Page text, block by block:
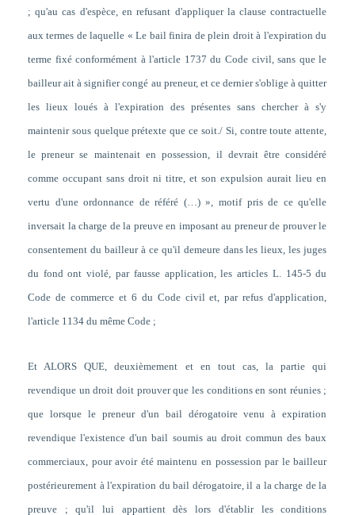
; qu'au cas d'espèce, en refusant d'appliquer la clause contractuelle
aux termes de laquelle « Le bail finira de plein droit à l'expiration du
terme fixé conformément à l'article 1737 du Code civil, sans que le
bailleur ait à signifier congé au preneur, et ce dernier s'oblige à quitter
les lieux loués à l'expiration des présentes sans chercher à s'y
maintenir sous quelque prétexte que ce soit./ Si, contre toute attente,
le preneur se maintenait en possession, il devrait être considéré
comme occupant sans droit ni titre, et son expulsion aurait lieu en
vertu d'une ordonnance de référé (…) », motif pris de ce qu'elle
inversait la charge de la preuve en imposant au preneur de prouver le
consentement du bailleur à ce qu'il demeure dans les lieux, les juges
du fond ont violé, par fausse application, les articles L. 145-5 du
Code de commerce et 6 du Code civil et, par refus d'application,
l'article 1134 du même Code ;
Et ALORS QUE, deuxièmement et en tout cas, la partie qui
revendique un droit doit prouver que les conditions en sont réunies ;
que lorsque le preneur d'un bail dérogatoire venu à expiration
revendique l'existence d'un bail soumis au droit commun des baux
commerciaux, pour avoir été maintenu en possession par le bailleur
postérieurement à l'expiration du bail dérogatoire, il a la charge de la
preuve ; qu'il lui appartient dès lors d'établir les conditions